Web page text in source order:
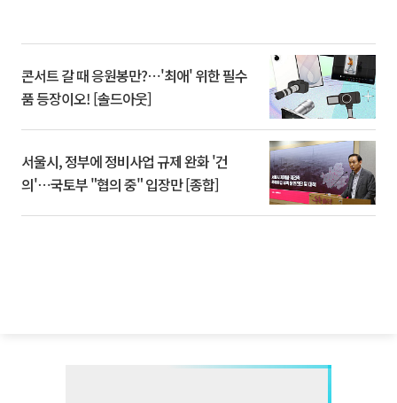
콘서트 갈 때 응원봉만?⋯'최애' 위한 필수
품 등장이오! [솔드아웃]
서울시, 정부에 정비사업 규제 완화 '건
의'⋯국토부 "협의 중" 입장만 [종합]